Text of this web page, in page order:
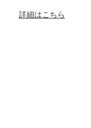
詳細はこちら